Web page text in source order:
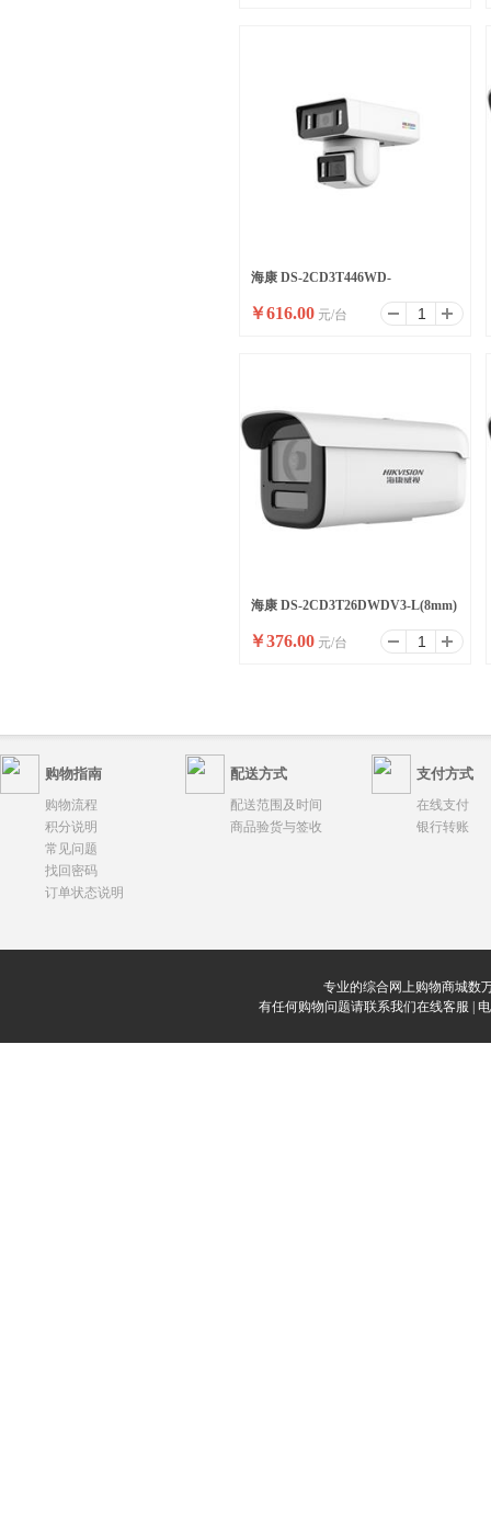
海康 DS-2CD3T446WD-
LPT(4mm/4mm)(国内标配)
￥616.00 元/台
海康 DS-2CD3T26DWDV3-L(8mm)
(B)(国内标配)
￥376.00 元/台
购物指南 配送方式 支付方式
购物流程
积分说明
常见问题
找回密码
订单状态说明
配送范围及时间
商品验货与签收
在线支付
银行转账
专业的综合网上购物商城数
有任何购物问题请联系我们在线客服 | 电